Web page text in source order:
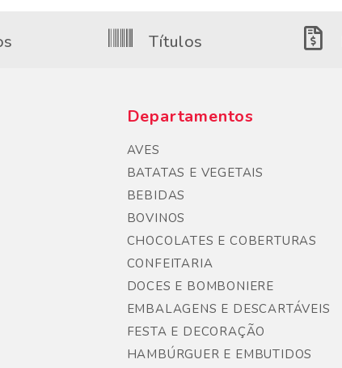
Títulos
Departamentos
AVES
BATATAS E VEGETAIS
BEBIDAS
BOVINOS
CHOCOLATES E COBERTURAS
CONFEITARIA
DOCES E BOMBONIERE
EMBALAGENS E DESCARTÁVEIS
FESTA E DECORAÇÃO
HAMBÚRGUER E EMBUTIDOS